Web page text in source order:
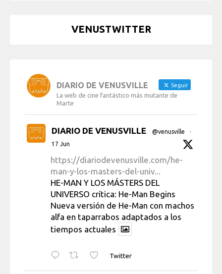
VENUSTWITTER
DIARIO DE VENUSVILLE Seguir
La web de cine fantástico más mutante de
Marte
DIARIO DE VENUSVILLE @venusville
·
17 Jun
https://diariodevenusville.com/he-
man-y-los-masters-del-univ...
HE-MAN Y LOS MÁSTERS DEL
UNIVERSO crítica: He-Man Begins
Nueva versión de He-Man con machos
alfa en taparrabos adaptados a los
tiempos actuales
Twitter